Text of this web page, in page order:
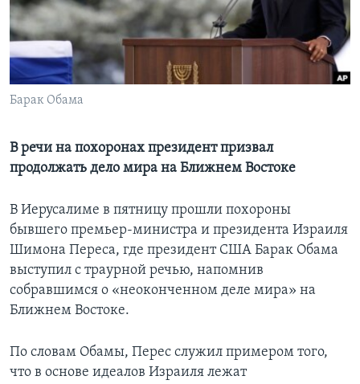
Learning English
СОЦИАЛЬНЫЕ СЕТИ
Языки
Барак Обама
В речи на похоронах президент призвал
продолжать дело мира на Ближнем Востоке
В Иерусалиме в пятницу прошли похороны
бывшего премьер-министра и президента Израиля
Шимона Переса, где президент США Барак Обама
выступил с траурной речью, напомнив
собравшимся о «неоконченном деле мира» на
Ближнем Востоке.
По словам Обамы, Перес служил примером того,
что в основе идеалов Израиля лежат